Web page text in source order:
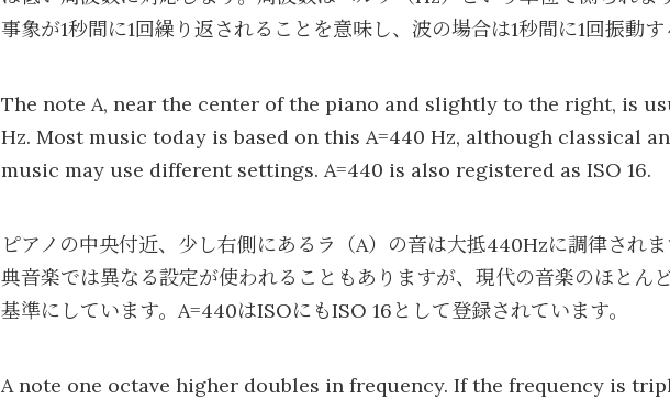
事象が1秒間に1回繰り返されることを意味し、波の場合は1秒間に1回振動す
The note A, near the center of the piano and slightly to the right, is
Hz. Most music today is based on this A=440 Hz, although classical
music may use different settings. A=440 is also registered as ISO 16.
ピアノの中央付近、少し右側にあるラ（A）の音は大抵440Hzに調律され
典音楽では異なる設定が使われることもありますが、現代の音楽のほとん
基準にしています。A=440はISOにもISO 16として登録されています。
A note one octave higher doubles in frequency. If the frequency is